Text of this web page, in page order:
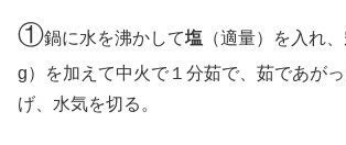
①鍋に水を沸かして塩 （適量）を入れ、
g）を加えて中火で１分茹で、茹であが
げ、水気を切る。